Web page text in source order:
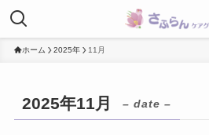
ホーム 2025年 11月
2025年11月 – date –